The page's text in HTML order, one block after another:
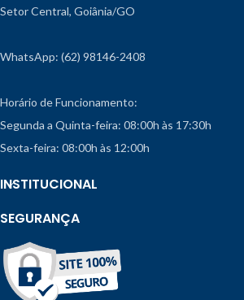
Setor Central, Goiânia/GO
WhatsApp: (62) 98146-2408
Horário de Funcionamento:
Segunda a Quinta-feira: 08:00h às 17:30h
Sexta-feira: 08:00h às 12:00h
INSTITUCIONAL
SEGURANÇA